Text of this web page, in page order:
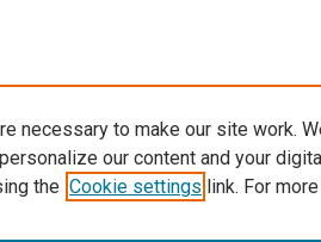
necessary to make our site work.
our content and your
the Cookie settings link. For